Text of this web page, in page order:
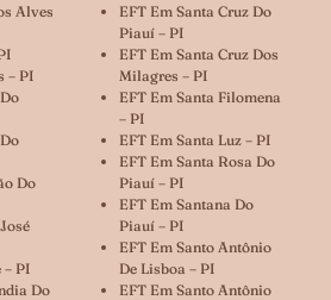
Alves
– PI
Do
– PI
Do
EFT Em Santa Cruz Do
Piauí – PI
EFT Em Santa Cruz Dos
Milagres – PI
EFT Em Santa Filomena
– PI
EFT Em Santa Luz – PI
EFT Em Santa Rosa Do
Piauí – PI
EFT Em Santana Do
Piauí – PI
EFT Em Santo Antônio
De Lisboa – PI
EFT Em Santo Antônio